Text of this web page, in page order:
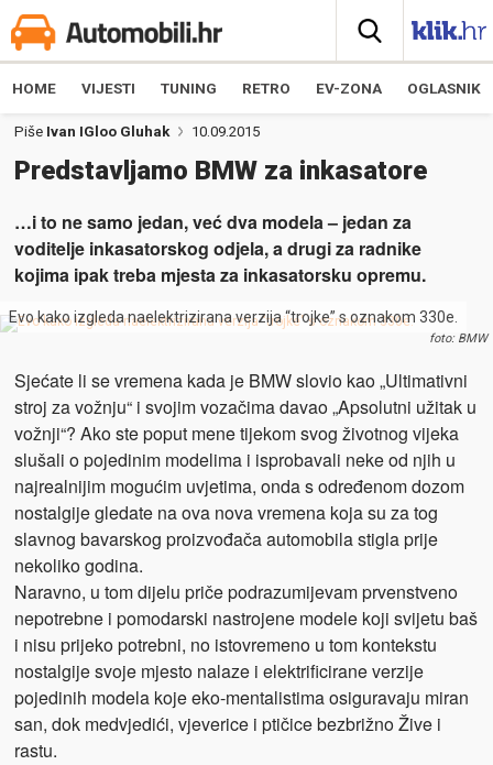
HOME VIJESTI TUNING RETRO EV-ZONA OGLASNIK
Piše Ivan IGloo Gluhak 10.09.2015
Predstavljamo BMW za inkasatore
…i to ne samo jedan, već dva modela – jedan za
voditelje inkasatorskog odjela, a drugi za radnike
kojima ipak treba mjesta za inkasatorsku opremu.
Evo kako izgleda naelektrizirana verzija “trojke” s oznakom 330e.
foto: BMW
Sjećate li se vremena kada je BMW slovio kao „Ultimativni
stroj za vožnju“ i svojim vozačima davao „Apsolutni užitak u
vožnji“? Ako ste poput mene tijekom svog životnog vijeka
slušali o pojedinim modelima i isprobavali neke od njih u
najrealnijim mogućim uvjetima, onda s određenom dozom
nostalgije gledate na ova nova vremena koja su za tog
slavnog bavarskog proizvođača automobila stigla prije
nekoliko godina.
Naravno, u tom dijelu priče podrazumijevam prvenstveno
nepotrebne i pomodarski nastrojene modele koji svijetu baš
i nisu prijeko potrebni, no istovremeno u tom kontekstu
nostalgije svoje mjesto nalaze i elektrificirane verzije
pojedinih modela koje eko-mentalistima osiguravaju miran
san, dok medvjedići, vjeverice i ptičice bezbrižno Žive i
rastu.